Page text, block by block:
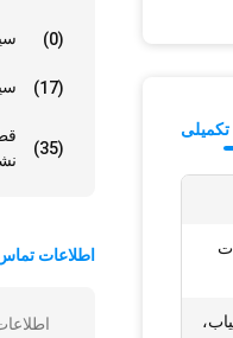
(0)
(17)
(35)
اطلاعات